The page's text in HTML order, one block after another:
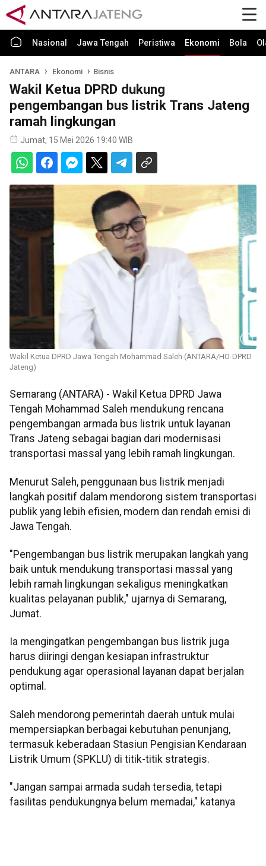
Nasional Jawa Tengah Peristiwa Ekonomi Bola
ANTARA Ekonomi Bisnis
Wakil Ketua DPRD dukung
pengembangan bus listrik Trans Jateng
ramah lingkungan
Jumat, 15 Mei 2026 19:40 WIB
Wakil Ketua DPRD Jawa Tengah Mohammad Saleh (ANTARA/HO-DPRD
Jateng)
Semarang (ANTARA) - Wakil Ketua DPRD Jawa
Tengah Mohammad Saleh mendukung rencana
pengembangan armada bus listrik untuk layanan
Trans Jateng sebagai bagian dari modernisasi
transportasi massal yang lebih ramah lingkungan.
Menurut Saleh, penggunaan bus listrik menjadi
langkah positif dalam mendorong sistem transportasi
publik yang lebih efisien, modern dan rendah emisi di
Jawa Tengah.
"Pengembangan bus listrik merupakan langkah yang
baik untuk mendukung transportasi massal yang
lebih ramah lingkungan sekaligus meningkatkan
kualitas pelayanan publik," ujarnya di Semarang,
Jumat.
Ia mengingatkan pengembangan bus listrik juga
harus diiringi dengan kesiapan infrastruktur
pendukung agar operasional layanan dapat berjalan
optimal.
Saleh mendorong pemerintah daerah untuk mulai
mempersiapkan berbagai kebutuhan penunjang,
termasuk keberadaan Stasiun Pengisian Kendaraan
Listrik Umum (SPKLU) di titik-titik strategis.
"Jangan sampai armada sudah tersedia, tetapi
fasilitas pendukungnya belum memadai," katanya